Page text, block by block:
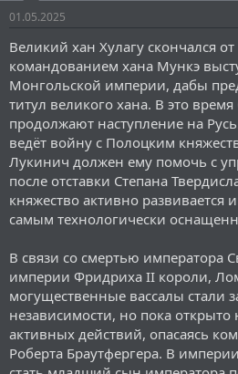
01.05.2025
Великий хан Хулагу скончался
командованием хана Мункэ
Монгольской империи, дабы
титул великого хана. В это
продолжают наступление на
ведёт войну с Полоцким
Лукинич должен ему помочь с
после отставки Степана
княжество активно развивается
самым технологически
В связи со смертью императора
империи Фридриха II короли,
могущественные вассалы стали
независимости, но пока
активных действий, опасаясь
Роберта Браутфергера. В